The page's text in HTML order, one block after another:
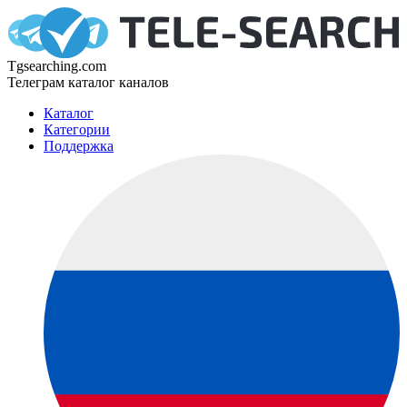
Tgsearching.com
Телеграм каталог каналов
Каталог
Категории
Поддержка